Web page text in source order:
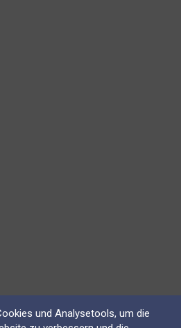
und Analysetools, um die